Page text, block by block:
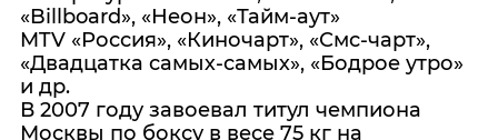
«Billboard», «Неон», «Тайм-аут»
MTV «Россия», «Киночарт», «Смс-чарт»,
«Двадцатка самых-самых», «Бодрое утро»
и др.
В 2007 году завоевал титул чемпиона
Москвы по боксу в весе 75 кг на